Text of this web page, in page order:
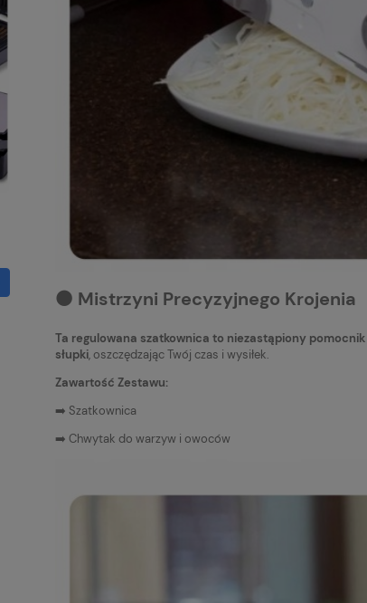
samochodowy Premium eko
skóra 12V/24V z pilotem, szybkie
z czerwonymi przeszyciami
Cena regularna:
Najniższa cena:
72,66 zł
⚫️ Mistrzyni Precyzyjnego Krojenia
Ta regulowana szatkownica to niezastąpiony pomocnik
słupki, oszczędzając Twój czas i wysiłek.
Zawartość Zestawu:
➡️ Szatkownica
➡️ Chwytak do warzyw i owoców